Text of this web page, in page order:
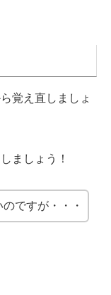
覚え直しましょ
ましょう！
ですが・・・